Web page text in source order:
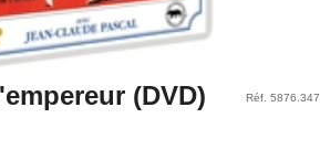
(DVD) Réf. 5876.347